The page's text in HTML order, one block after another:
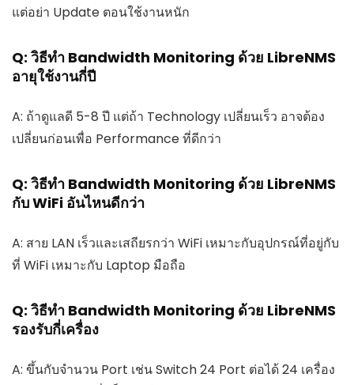
แต่อย่า Update ตอนใช้งานหนัก
Q: วิธีทำ Bandwidth Monitoring ด้วย LibreNMS
อายุใช้งานกี่ปี
A: ถ้าดูแลดี 5-8 ปี แต่ถ้า Technology เปลี่ยนเร็ว อาจต้อง
เปลี่ยนก่อนเพื่อ Performance ที่ดีกว่า
Q: วิธีทำ Bandwidth Monitoring ด้วย LibreNMS
กับ WiFi อันไหนดีกว่า
A: สาย LAN เร็วและเสถียรกว่า WiFi เหมาะกับอุปกรณ์ที่อยู่กับ
ที่ WiFi เหมาะกับ Laptop มือถือ
Q: วิธีทำ Bandwidth Monitoring ด้วย LibreNMS
รองรับกี่เครื่อง
A: ขึ้นกับจำนวน Port เช่น Switch 24 Port ต่อได้ 24 เครื่อง